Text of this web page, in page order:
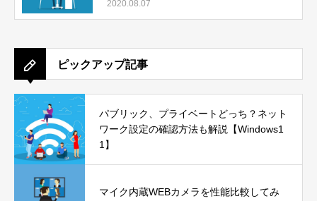
2020.08.07
ピックアップ記事
パブリック、プライベートどっち？ネット
ワーク設定の確認方法も解説【Windows1
1】
マイク内蔵WEBカメラを性能比較してみ